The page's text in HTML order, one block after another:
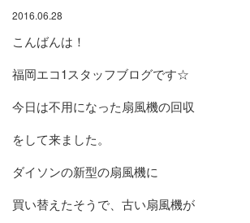
2016.06.28
こんばんは！
福岡エコ1スタッフブログです☆
今日は不用になった扇風機の回収
をして来ました。
ダイソンの新型の扇風機に
買い替えたそうで、古い扇風機が